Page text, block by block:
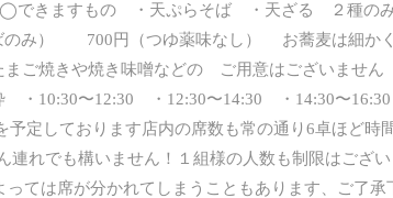
◯できますもの ・天ぷらそば ・天ざる ２種の
み） 700円（つゆ薬味なし） お蕎麦は細か
ご焼きや焼き味噌などの ご用意はございませ
・10:30〜12:30 ・12:30〜14:30 ・14:30〜
定しております店内の席数も常の通り6卓ほど時
連れでも構いません！１組様の人数も制限はござ
ては席が分かれてしまうこともあります、ご了承